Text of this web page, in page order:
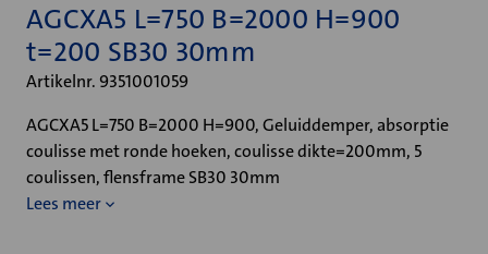
AGCXA5 L=750 B=2000 H=900
t=200 SB30 30mm
Artikelnr. 9351001059
AGCXA5 L=750 B=2000 H=900, Geluiddemper, absorptie
coulisse met ronde hoeken, coulisse dikte=200mm, 5
coulissen, flensframe SB30 30mm
Lees meer